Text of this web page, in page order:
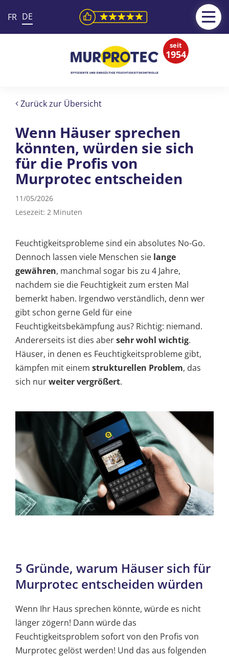
FR DE
seit
1954
Zurück zur Übersicht
Wenn Häuser sprechen
könnten, würden sie sich
für die Profis von
Murprotec entscheiden
11/05/2026
Lesezeit: 2 Minuten
Feuchtigkeitsprobleme sind ein absolutes No-Go.
Dennoch lassen viele Menschen sie lange
gewähren, manchmal sogar bis zu 4 Jahre,
nachdem sie die Feuchtigkeit zum ersten Mal
bemerkt haben. Irgendwo verständlich, denn wer
gibt schon gerne Geld für eine
Feuchtigkeitsbekämpfung aus? Richtig: niemand.
Andererseits ist dies abersehr wohl wichtig.
Häuser, in denen es Feuchtigkeitsprobleme gibt,
kämpfen mit einem strukturellen Problem, das
sich nurweiter vergrößert.
5 Gründe, warum Häuser sich für
Murprotec entscheiden würden
Wenn Ihr Haus sprechen könnte, würde es nicht
länger zögern! Dann würde das
Feuchtigkeitsproblem sofort von den Profis von
Murprotec gelöst werden! Und das aus folgenden